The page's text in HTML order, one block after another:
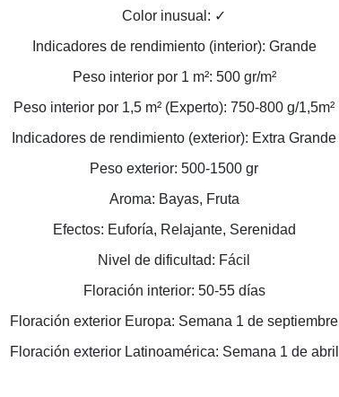
Color inusual: ✓
Indicadores de rendimiento (interior): Grande
Peso interior por 1 m²: 500 gr/m²
Peso interior por 1,5 m² (Experto): 750-800 g/1,5m²
Indicadores de rendimiento (exterior): Extra Grande
Peso exterior: 500-1500 gr
Aroma: Bayas, Fruta
Efectos: Euforía, Relajante, Serenidad
Nivel de dificultad: Fácil
Floración interior: 50-55 días
Floración exterior Europa: Semana 1 de septiembre
Floración exterior Latinoamérica: Semana 1 de abril